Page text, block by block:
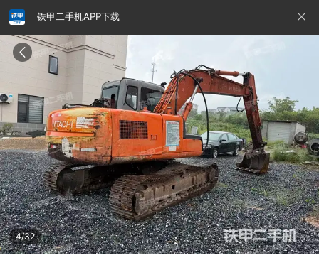
铁甲二手机APP下载
4/32
请输入手机号
提
交
即
表
示
您
同
意
《隐
私
政
策》
铁甲龙总部 4000099032 认证经纪人